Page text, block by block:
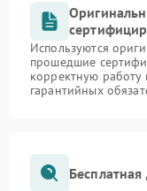
Используются
прошедшие
корректную работу
гарантийных